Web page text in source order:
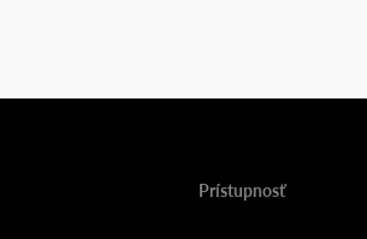
Prístupnosť